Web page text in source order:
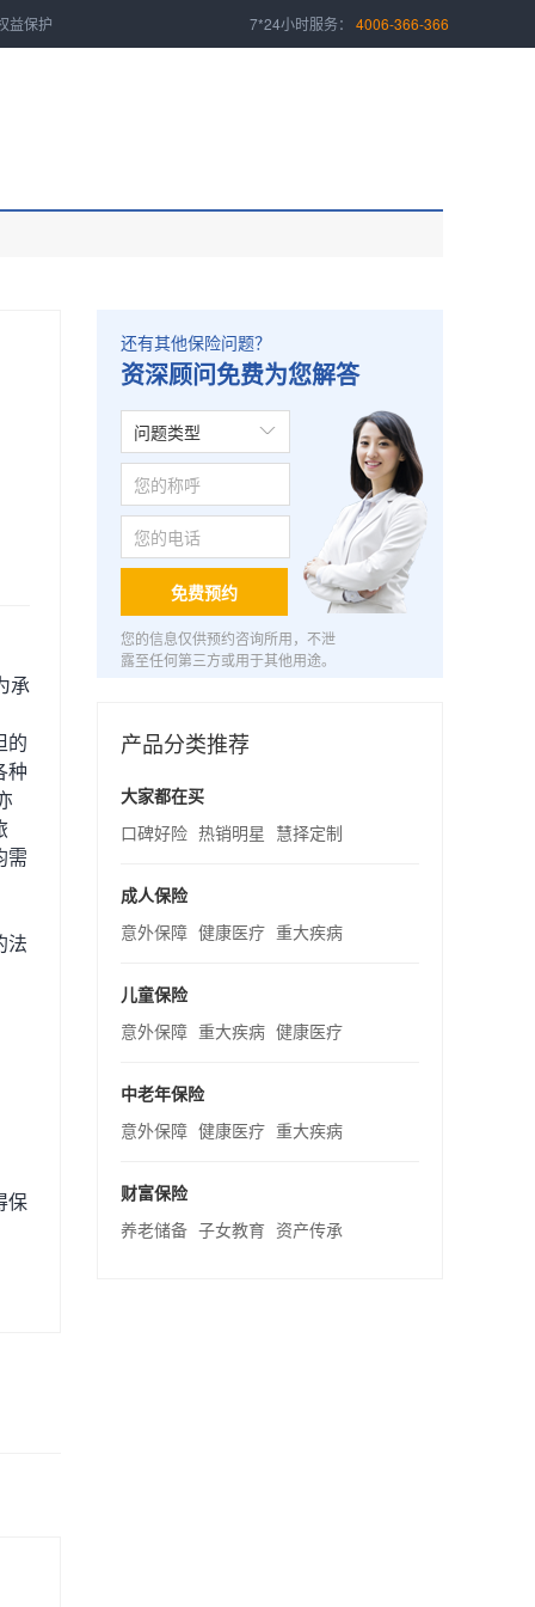
益保护 7*24小时服务： 4006-366-366
承
的
种
需
法
保
还有其他保险问题？
资深顾问免费为您解答
问题类型
免费预约
您的信息仅供预约咨询所用，不泄
露至任何第三方或用于其他用途。
产品分类推荐
大家都在买
口碑好险 热销明星 慧择定制
成人保险
意外保障 健康医疗 重大疾病
儿童保险
意外保障 重大疾病 健康医疗
中老年保险
意外保障 健康医疗 重大疾病
财富保险
养老储备 子女教育 资产传承